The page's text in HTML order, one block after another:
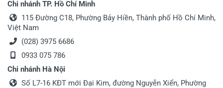
Chi nhánh TP. Hồ Chí Minh
115 Đường C18, Phường Bảy Hiền, Thành phố Hồ Chí Minh,
Việt Nam
(028) 3975 6686
0933 075 786
Chi nhánh Hà Nội
Số L7-16 KĐT mới Đại Kim, đường Nguyễn Xiển, Phường